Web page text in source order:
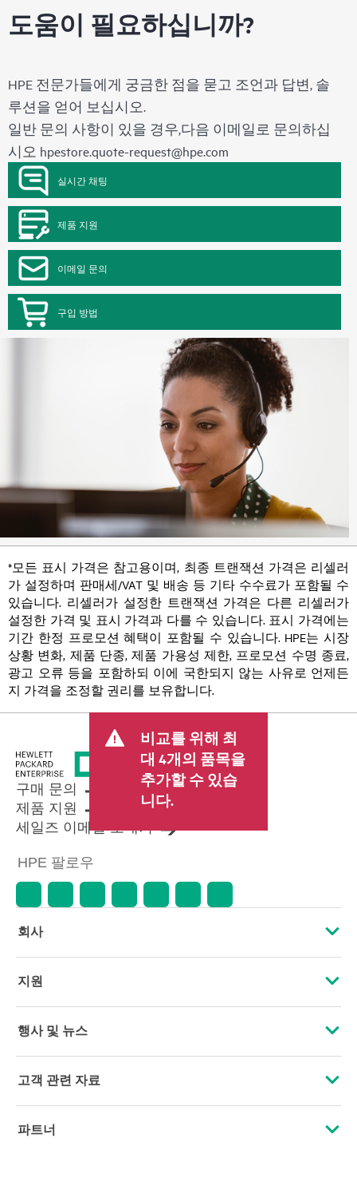
도움이 필요하십니까?
HPE 전문가들에게 궁금한 점을 묻고 조언과 답변, 솔
루션을 얻어 보십시오.
일반 문의 사항이 있을 경우,다음 이메일로 문의하십
시오 hpestore.quote-request@hpe.com
실시간 채팅
제품 지원
이메일 문의
구입 방법
*모든 표시 가격은 참고용이며, 최종 트랜잭션 가격은 리셀러
가 설정하며 판매세/VAT 및 배송 등 기타 수수료가 포함될 수
있습니다. 리셀러가 설정한 트랜잭션 가격은 다른 리셀러가
설정한 가격 및 표시 가격과 다를 수 있습니다. 표시 가격에는
기간 한정 프로모션 혜택이 포함될 수 있습니다. HPE는 시장
상황 변화, 제품 단종, 제품 가용성 제한, 프로모션 수명 종료,
광고 오류 등을 포함하되 이에 국한되지 않는 사유로 언제든
지 가격을 조정할 권리를 보유합니다.
비교를 위해 최
대 4개의 품목을
추가할 수 있습
니다.
구매 문의
제품 지원
세일즈 이메일 보내기
HPE 팔로우
회사
HPE 소개
기업의 책임
HPE Labs
지원
운영 지원 서비스
소프트웨어 및 드라이버
행사 및 뉴스
행사
고객 관련 자료
문의하기
파트너